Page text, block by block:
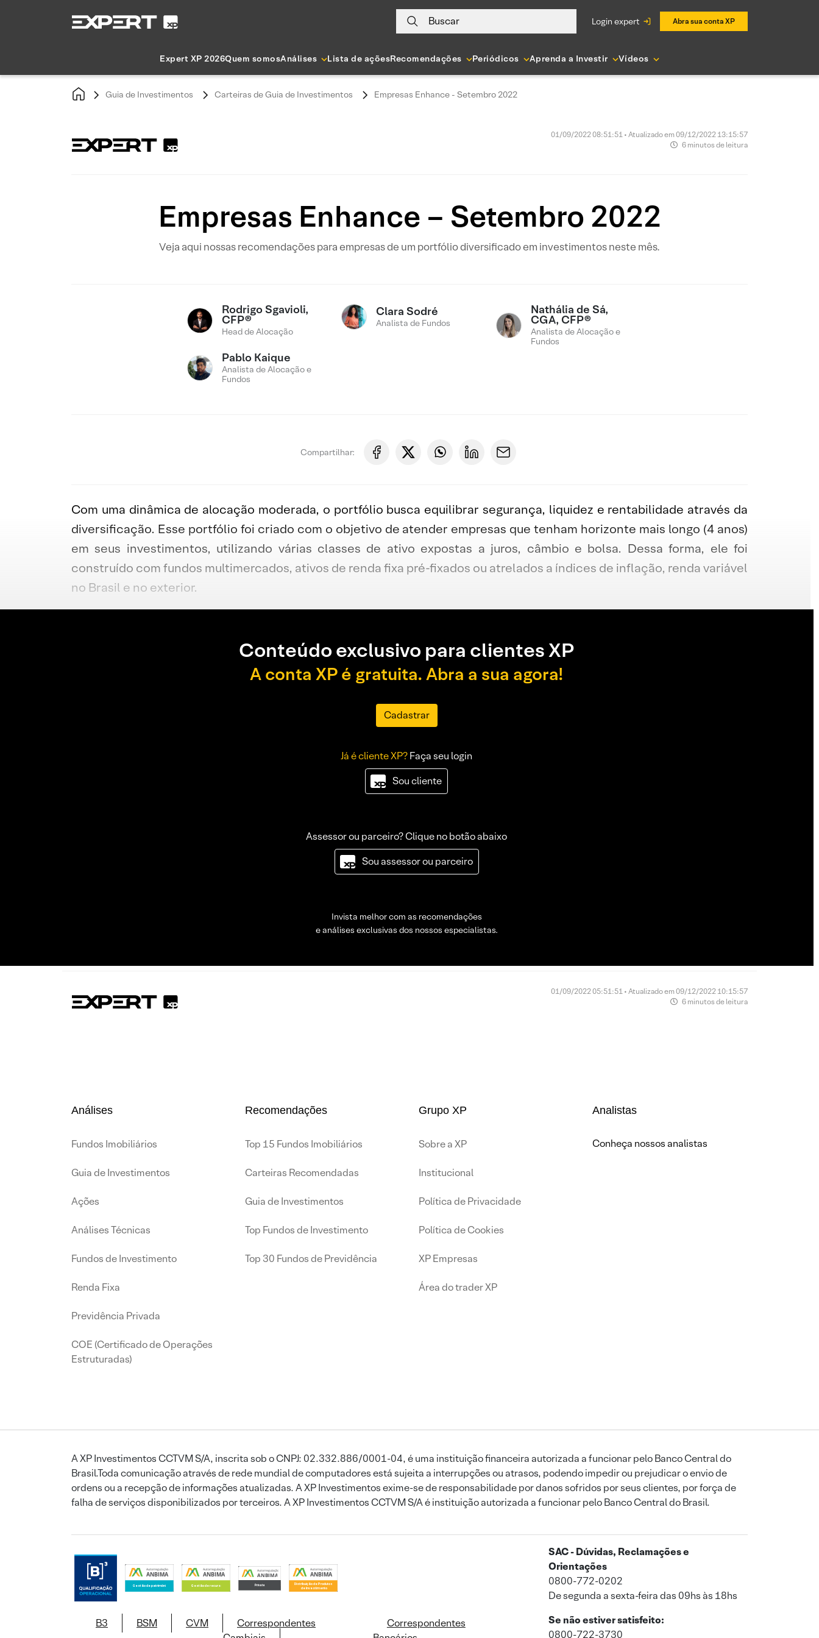
Buscar login expert Abra sua conta XP
Expert XP 2026Quem somosAnálises Lista de açõesRecomendações Periódicos Aprenda a Investir Vídeos
Guia de Investimentos Carteiras de Guia de Investimentos Empresas Enhance - Setembro 2022
01/09/2022 08:51:51 • Atualizado em 09/12/2022 13:15:57
6 minutos de leitura
Empresas Enhance – Setembro 2022
Veja aqui nossas recomendações para empresas de um portfólio diversificado em investimentos neste mês.
Rodrigo Sgavioli,
CFP®
Head de Alocação
Clara Sodré
Analista de Fundos
Nathália de Sá,
CGA, CFP®
Analista de Alocação e
Fundos
Pablo Kaique
Analista de Alocação e
Fundos
Compartilhar:
Com uma dinâmica de alocação moderada, o portfólio busca equilibrar segurança, liquidez e rentabilidade através da
diversificação. Esse portfólio foi criado com o objetivo de atender empresas que tenham horizonte mais longo (4 anos)
em seus investimentos, utilizando várias classes de ativo expostas a juros, câmbio e bolsa. Dessa forma, ele foi
construído com fundos multimercados, ativos de renda fixa pré-fixados ou atrelados a índices de inflação, renda variável
no Brasil e no exterior.
Conteúdo exclusivo para clientes XP
A conta XP é gratuita. Abra a sua agora!
Cadastrar
Já é cliente XP?Faça seu login
Sou cliente
Assessor ou parceiro? Clique no botão abaixo
Sou assessor ou parceiro
Invista melhor com as recomendações
e análises exclusivas dos nossos especialistas.
01/09/2022 05:51:51 • Atualizado em 09/12/2022 10:15:57
6 minutos de leitura
Análises
Fundos Imobiliários
Guia de Investimentos
Ações
Análises Técnicas
Fundos de Investimento
Renda Fixa
Previdência Privada
COE (Certificado de Operações
Estruturadas)
Recomendações
Top 15 Fundos Imobiliários
Carteiras Recomendadas
Guia de Investimentos
Top Fundos de Investimento
Top 30 Fundos de Previdência
Grupo XP
Sobre a XP
Institucional
Política de Privacidade
Política de Cookies
XP Empresas
Área do trader XP
Analistas
Conheça nossos analistas
A XP Investimentos CCTVM S/A, inscrita sob o CNPJ: 02.332.886/0001-04, é uma instituição financeira autorizada a funcionar pelo Banco Central do
Brasil.Toda comunicação através de rede mundial de computadores está sujeita a interrupções ou atrasos, podendo impedir ou prejudicar o envio de
ordens ou a recepção de informações atualizadas. A XP Investimentos exime-se de responsabilidade por danos sofridos por seus clientes, por força de
falha de serviços disponibilizados por terceiros. A XP Investimentos CCTVM S/A é instituição autorizada a funcionar pelo Banco Central do Brasil.
B3 BSM CVM
Correspondentes
Correspondentes
SAC - Dúvidas, Reclamações e
Orientações
0800-772-0202
De segunda a sexta-feira das 09hs às 18hs
Se não estiver satisfeito:
0800-722-3730